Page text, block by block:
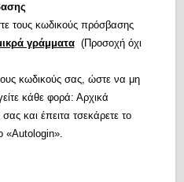
τους κωδικούς πρόσβασης
γράμματα(Προσοχή όχι
κωδικούς σας, ώστε να μη
κάθε φορά: Αρχικά
και έπειτα τσεκάρετε το
«Autologin».